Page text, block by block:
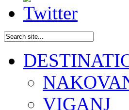
VIGANJ